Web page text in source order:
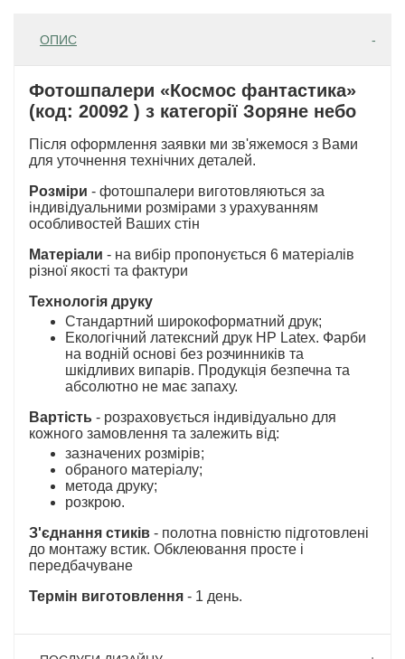
ОПИС
Фотошпалери «Космос фантастика»
(код: 20092 ) з категорії Зоряне небо
Після оформлення заявки ми зв'яжемося з Вами
для уточнення технічних деталей.
Розміри - фотошпалери виготовляються за
індивідуальними розмірами з урахуванням
особливостей Ваших стін
Матеріали - на вибір пропонується 6 матеріалів
різної якості та фактури
Технологія друку
Стандартний широкоформатний друк;
Екологічний латексний друк HP Latex. Фарби
на водній основі без розчинників та
шкідливих випарів. Продукція безпечна та
абсолютно не має запаху.
Вартість - розраховується індивідуально для
кожного замовлення та залежить від:
зазначених розмірів;
обраного матеріалу;
метода друку;
розкрою.
З'єднання стиків - полотна повністю підготовлені
до монтажу встик. Обклеювання просте і
передбачуване
Термін виготовлення - 1 день.